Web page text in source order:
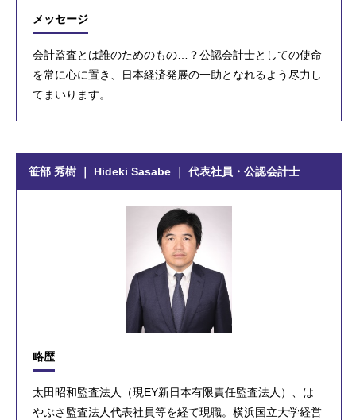
メッセージ
会計監査とは誰のためのもの…？公認会計士としての使命
を常に心に置き、日本経済発展の一助となれるよう尽力し
てまいります。
笹部 秀樹 ｜ Hideki Sasabe ｜ 代表社員・公認会計士
略歴
太田昭和監査法人（現EY新日本有限責任監査法人）、は
やぶさ監査法人代表社員等を経て現職。横浜国立大学経営